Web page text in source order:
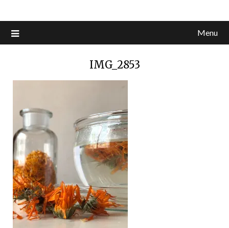
Menu
IMG_2853